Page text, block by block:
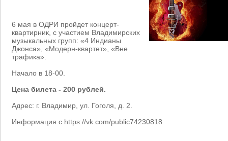
6 мая в ОДРИ пройдет концерт-
квартирник, с участием Владимирских
музыкальных групп: «4 Индианы
Джонса», «Модерн-квартет», «Вне
трафика».
Начало в 18-00.
Цена билета - 200 рублей.
Адрес: г. Владимир, ул. Гоголя, д. 2.
Информация с https://vk.com/public74230818